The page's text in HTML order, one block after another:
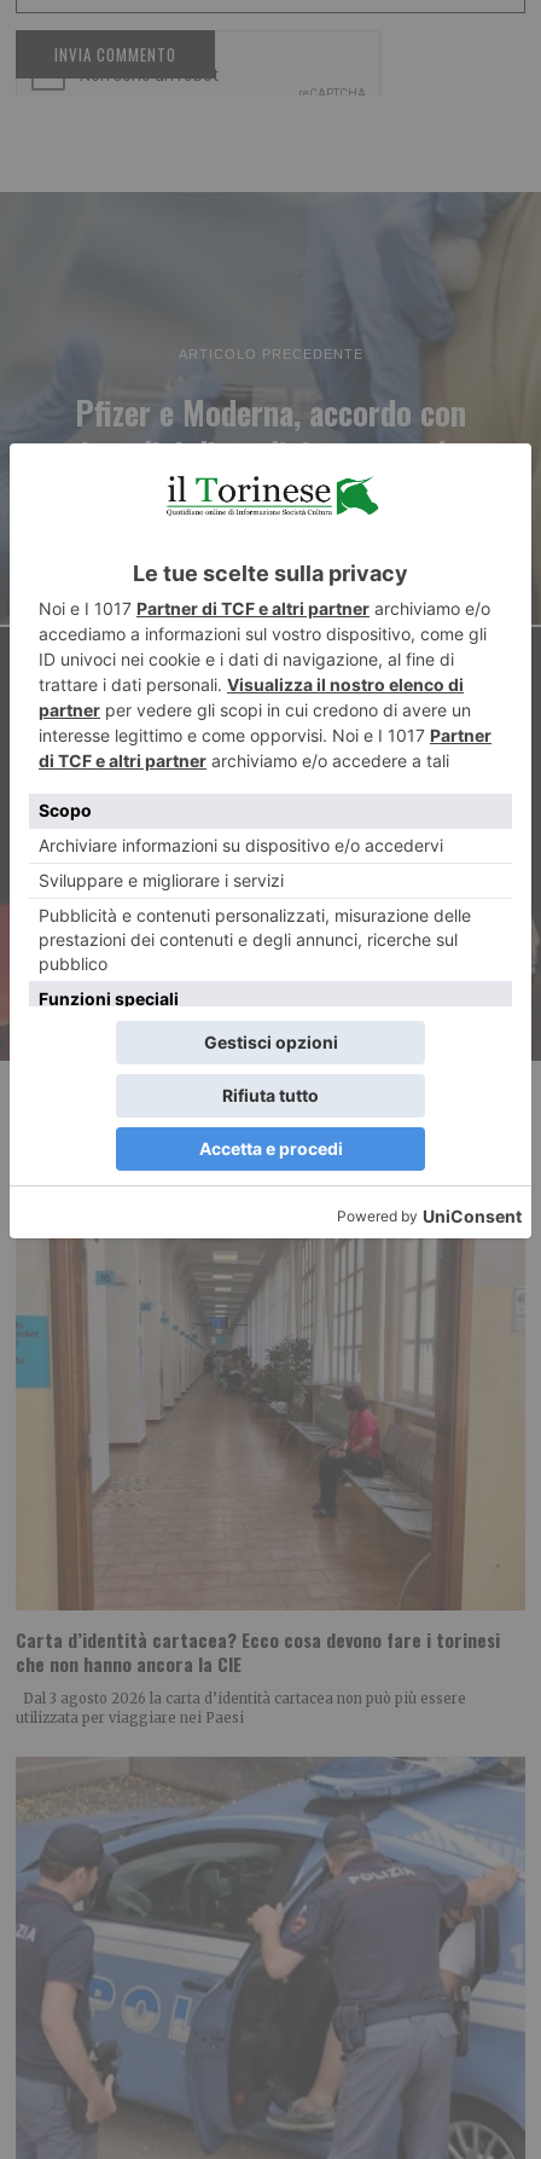
ARTICOLO PRECEDENTE
Pfizer e Moderna, accordo con
i medici di medicina generale
La compagnia “Mediascena” al
festival di teatro in Albania
RECENTI:
Carta d’identità cartacea? Ecco cosa devono fare i torinesi
che non hanno ancora la CIE
Dal 3 agosto 2026 la carta d’identità cartacea non può più essere
utilizzata per viaggiare nei Paesi